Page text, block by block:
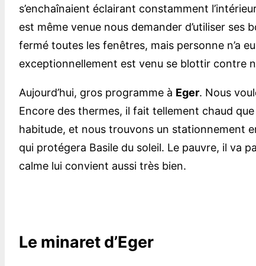
s’enchaînaient éclairant constamment
est même venue nous demander d’utiliser ses
fermé toutes les fenêtres, mais personne n’a
exceptionnellement est venu se blottir contre
Aujourd’hui, gros programme à Eger. Nous
Encore des thermes, il fait tellement chaud
habitude, et nous trouvons un stationnement
qui protégera Basile du soleil. Le pauvre, il va
calme lui convient aussi très bien.
Le minaret d’Eger